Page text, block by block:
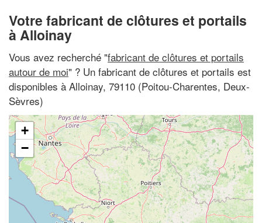
Votre fabricant de clôtures et portails
à Alloinay
Vous avez recherché "fabricant de clôtures et portails
autour de moi" ? Un fabricant de clôtures et portails est
disponibles à Alloinay, 79110 (Poitou-Charentes, Deux-
Sèvres)
+
−